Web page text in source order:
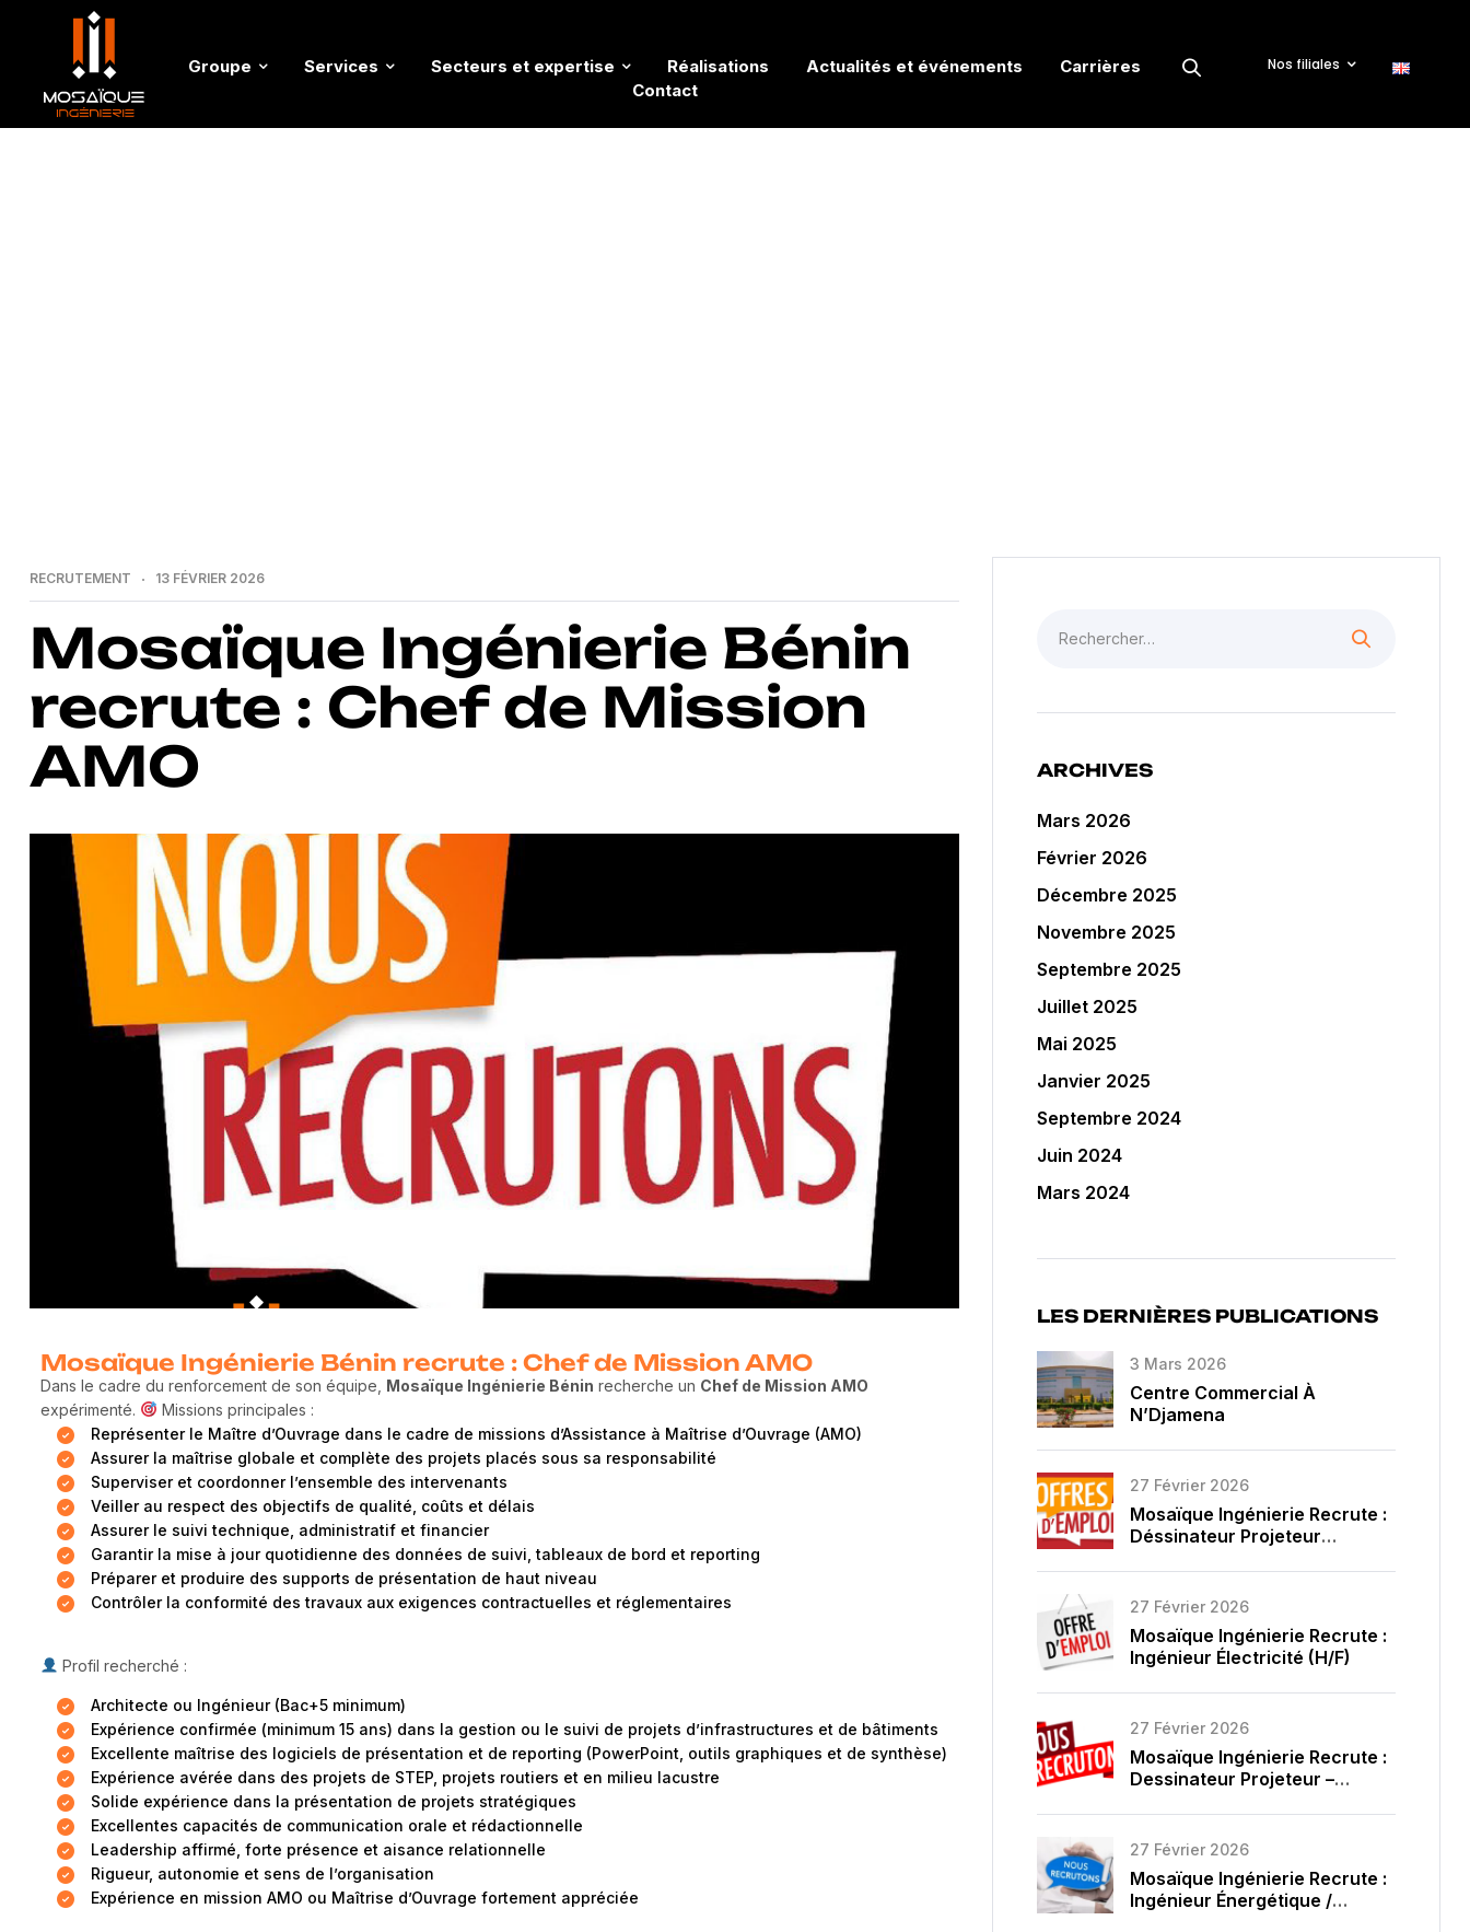
Groupe Services Secteurs et expertise Réalisations Actualités et événements
Carrières
Contact
Nos filiales
RECRUTEMENT 13 FÉVRIER 2026
Mosaïque Ingénierie Bénin
recrute : Chef de Mission
AMO
Mosaïque Ingénierie Bénin recrute : Chef de Mission AMO
Dans le cadre du renforcement de son équipe, Mosaïque Ingénierie Bénin recherche un Chef de Mission AMO
expérimenté.
Missions principales :
Représenter le Maître d’Ouvrage dans le cadre de missions d’Assistance à Maîtrise d’Ouvrage (AMO)
Assurer la maîtrise globale et complète des projets placés sous sa responsabilité
Superviser et coordonner l’ensemble des intervenants
Veiller au respect des objectifs de qualité, coûts et délais
Assurer le suivi technique, administratif et financier
Garantir la mise à jour quotidienne des données de suivi, tableaux de bord et reporting
Préparer et produire des supports de présentation de haut niveau
Contrôler la conformité des travaux aux exigences contractuelles et réglementaires
Profil recherché :
Architecte ou Ingénieur (Bac+5 minimum)
Expérience confirmée (minimum 15 ans) dans la gestion ou le suivi de projets d’infrastructures et de bâtiments
Excellente maîtrise des logiciels de présentation et de reporting (PowerPoint, outils graphiques et de synthèse)
Expérience avérée dans des projets de STEP, projets routiers et en milieu lacustre
Solide expérience dans la présentation de projets stratégiques
Excellentes capacités de communication orale et rédactionnelle
Leadership affirmé, forte présence et aisance relationnelle
Rigueur, autonomie et sens de l’organisation
Expérience en mission AMO ou Maîtrise d’Ouvrage fortement appréciée
ARCHIVES
Mars 2026
Février 2026
Décembre 2025
Novembre 2025
Septembre 2025
Juillet 2025
Mai 2025
Janvier 2025
Septembre 2024
Juin 2024
Mars 2024
LES DERNIÈRES PUBLICATIONS
3 Mars 2026
Centre Commercial À
N’Djamena
27 Février 2026
Mosaïque Ingénierie Recrute :
Déssinateur Projeteur
27 Février 2026
Mosaïque Ingénierie Recrute :
Ingénieur Électricité (H/F)
27 Février 2026
Mosaïque Ingénierie Recrute :
Dessinateur Projeteur –
27 Février 2026
Mosaïque Ingénierie Recrute :
Ingénieur Énergétique /